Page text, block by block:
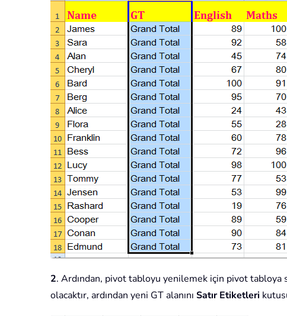
2. Ardından, pivot tabloyu yenilemek için pivot tabloya
olacaktır, ardından yeni GT alanını Satır Etiketleri